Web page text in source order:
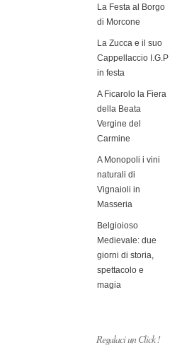
La Festa al Borgo
di Morcone
La Zucca e il suo
Cappellaccio I.G.P
in festa
A Ficarolo la Fiera
della Beata
Vergine del
Carmine
A Monopoli i vini
naturali di
Vignaioli in
Masseria
Belgioioso
Medievale: due
giorni di storia,
spettacolo e
magia
Regalaci un Click !